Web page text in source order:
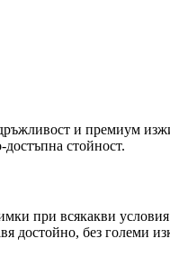
и премиум
стойност.
при всякакви
достойно, без големи